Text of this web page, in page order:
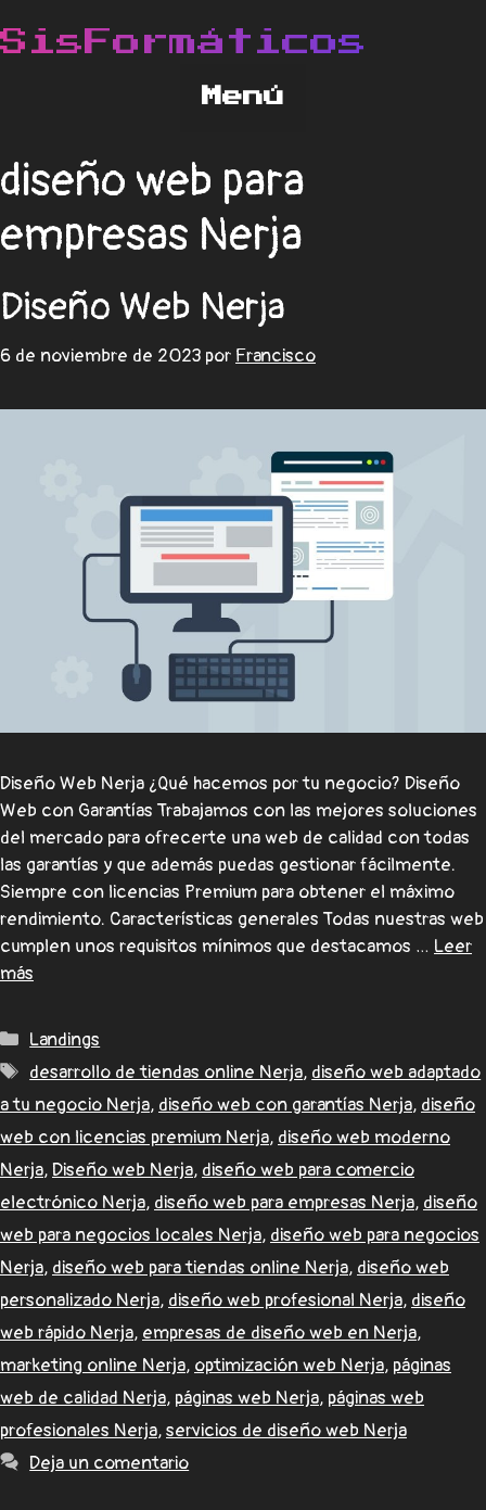
diseño web para
empresas Nerja
Diseño Web Nerja
6 de noviembre de 2023 por Francisco
Diseño Web Nerja ¿Qué hacemos por tu negocio? Diseño
Web con Garantías Trabajamos con las mejores soluciones
del mercado para ofrecerte una web de calidad con todas
las garantías y que además puedas gestionar fácilmente.
Siempre con licencias Premium para obtener el máximo
rendimiento. Características generales Todas nuestras web
cumplen unos requisitos mínimos que destacamos … Leer
más
Landings
desarrollo de tiendas online Nerja, diseño web adaptado
a tu negocio Nerja, diseño web con garantías Nerja, diseño
web con licencias premium Nerja, diseño web moderno
Nerja,Diseño web Nerja, diseño web para comercio
electrónico Nerja, diseño web para empresas Nerja, diseño
web para negocios locales Nerja, diseño web para negocios
Nerja, diseño web para tiendas online Nerja, diseño web
personalizado Nerja, diseño web profesional Nerja, diseño
web rápido Nerja, empresas de diseño web en Nerja,
marketing online Nerja, optimización web Nerja, páginas
web de calidad Nerja, páginas web Nerja, páginas web
profesionales Nerja,servicios de diseño web Nerja
Deja un comentario